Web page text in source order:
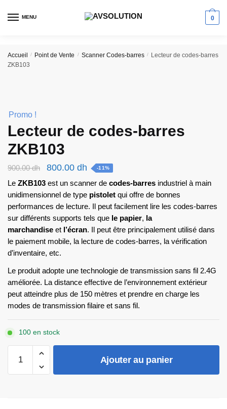
MENU 0
Accueil / Point de Vente / Scanner Codes-barres /
Lecteur de codes-barres
ZKB103
Promo !
Lecteur de codes-barres
ZKB103
900.00dh
Le
prix
initial
était :
900.00 dh.
800.00 dh Le
prix
actuel
est :
800.00 dh.
-11%
Le ZKB103 est un scanner de codes-barres industriel à main
unidimensionnel de type pistolet qui offre de bonnes
performances de lecture. Il peut facilement lire les codes-barres
sur différents supports tels que le papier, la
marchandise et l’écran. Il peut être principalement utilisé dans
le paiement mobile, la lecture de codes-barres, la vérification
d’inventaire, etc.
Le produit adopte une technologie de transmission sans fil 2.4G
améliorée. La distance effective de l’environnement extérieur
peut atteindre plus de 150 mètres et prendre en charge les
modes de transmission filaire et sans fil.
100 en stock
Lecteur
Ajouter au panier